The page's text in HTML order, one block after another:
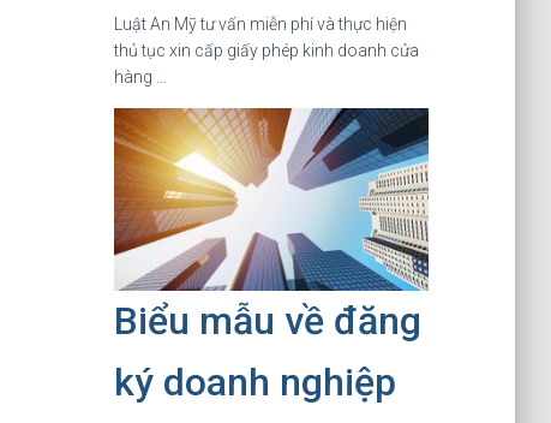
Luật An Mỹ tư vấn miễn phí và thực hiện
thủ tục xin cấp giấy phép kinh doanh cửa
hàng …
Biểu mẫu về đăng
ký doanh nghiệp